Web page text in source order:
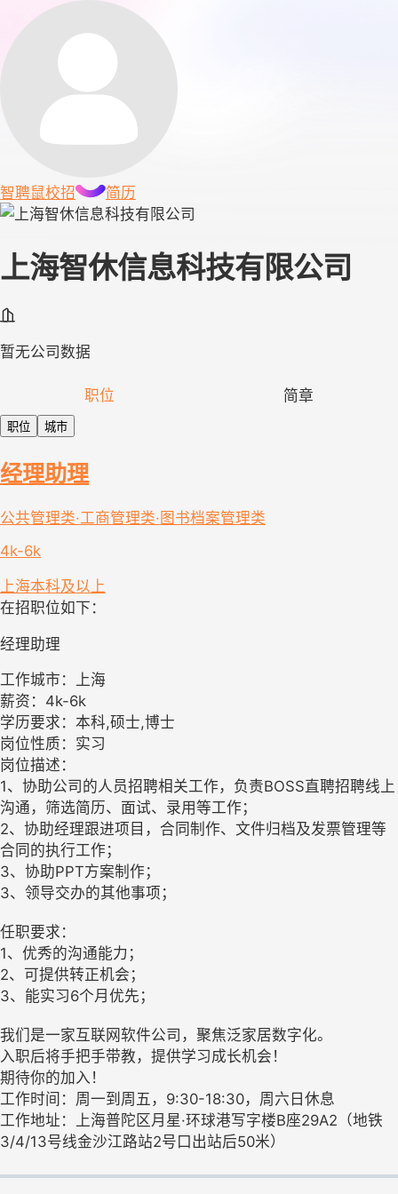
智聘鼠校招 简历
上海智休信息科技有限公司
暂无公司数据
职位 简章
职位 城市
经理助理
公共管理类·工商管理类·图书档案管理类
4k-6k
上海本科及以上
在招职位如下：
经理助理
工作城市：上海
薪资：4k-6k
学历要求：本科,硕士,博士
岗位性质：实习
岗位描述：
1、协助公司的人员招聘相关工作，负责BOSS直聘招聘线上
沟通，筛选简历、面试、录用等工作；
2、协助经理跟进项目，合同制作、文件归档及发票管理等
合同的执行工作；
3、协助PPT方案制作；
3、领导交办的其他事项；
任职要求：
1、优秀的沟通能力；
2、可提供转正机会；
3、能实习6个月优先；
我们是一家互联网软件公司，聚焦泛家居数字化。
入职后将手把手带教，提供学习成长机会！
期待你的加入！
工作时间：周一到周五，9:30-18:30，周六日休息
工作地址：上海普陀区月星·环球港写字楼B座29A2（地铁
3/4/13号线金沙江路站2号口出站后50米）